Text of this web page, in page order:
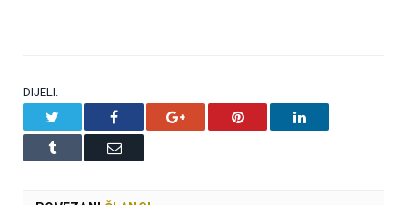
DIJELI.
Facebook Google+ Pinterest LinkedIn
Tumblr Email